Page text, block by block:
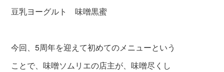
豆乳ヨーグルト 味噌黒蜜
今回、5周年を迎えて初めてのメニューという
ことで、味噌ソムリエの店主が、味噌尽くし